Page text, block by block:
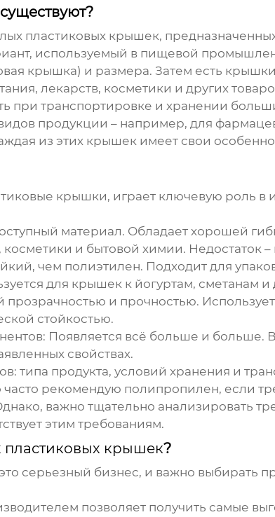
пластиковых крышек,
используемый в пищевой
крышка) и размера. Затем есть
лекарств, косметики и других
при транспортировке и хранении
продукции – например, для
из этих крышек имеет свои
крышки, играет ключевую роль в
материал. Обладает хорошей
и бытовой химии. Недостаток
чем полиэтилен. Подходит для
для крышек к йогуртам, сметанам
прозрачностью и прочностью.
стойкостью.
Появляется всё больше и больше.
свойствах.
типа продукта, условий хранения и
рекомендую полипропилен, если
важно тщательно анализировать
этим требованиям.
пластиковых крышек?
серьезный бизнес, и важно выбирать
позволяет получить самые